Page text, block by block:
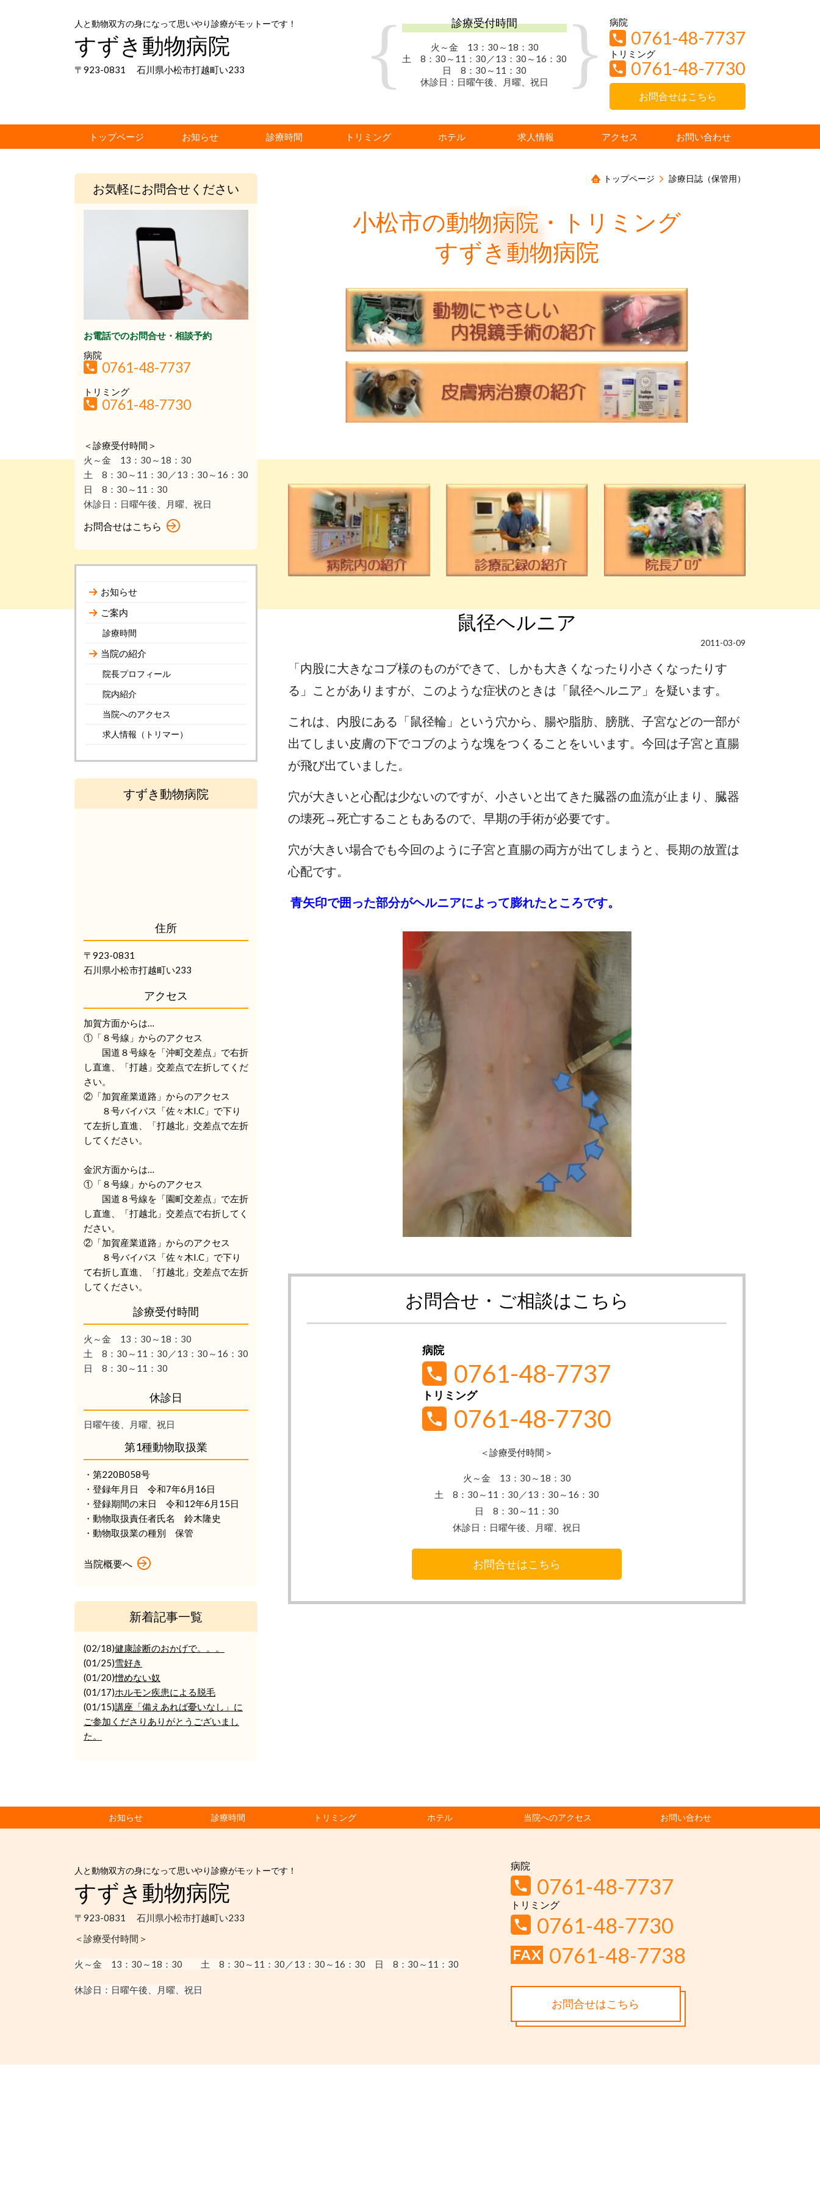
人と動物双方の身になって思いやり診療がモットーです！
すずき動物病院
〒923-0831 石川県小松市打越町い233
診療受付時間
火～金 13：30 ～18：30
土 8：30～11：30／13：30～16：30
日 8：30～11：30
休診日：日曜午後、月曜、祝日
病院
0761-48-7737
トリミング
0761-48-7730
お問合せはこちら
トップページ お知らせ 診療時間 トリミング ホテル 求人情報 アクセス お問い合わせ
トップページ 診療日誌（保管用）
小松市の動物病院・トリミング
すずき動物病院
鼠径ヘルニア
2011-03-09
「内股に大きなコブ様のものができて、しかも大きくなったり小さくなったりす
る」ことがありますが、このような症状のときは「鼠径ヘルニア」を疑います。
これは、内股にある「鼠径輪」という穴から、腸や脂肪、膀胱、子宮などの一部が
出てしまい皮膚の下でコブのような塊をつくることをいいます。今回は子宮と直腸
が飛び出ていました。
穴が大きいと心配は少ないのですが、小さいと出てきた臓器の血流が止まり、臓器
の壊死→死亡することもあるので、早期の手術が必要です。
穴が大きい場合でも今回のように子宮と直腸の両方が出てしまうと、長期の放置は
心配です。
青矢印で囲った部分がヘルニアによって膨れたところです。
お問合せ・ご相談はこちら
病院
0761-48-7737
トリミング
0761-48-7730
＜診療受付時間＞
火～金 13：30 ～18：30
土 8：30～11：30／13：30～16：30
日 8：30～11：30
休診日： 日曜午後、月曜、祝日
お問合せはこちら
お気軽にお問合せください
お電話でのお問合せ・相談予約
病院
0761-48-7737
トリミング
0761-48-7730
＜診療受付時間＞
火～金 13：30 ～18：30
土 8：30～11：30／13：30～16：30
日 8：30～11：30
休診日： 日曜午後、月曜、祝日
お問合せはこちら
お知らせ
ご案内
診療時間
当院の紹介
院長プロフィール
院内紹介
当院へのアクセス
求人情報（トリマー）
すずき動物病院
住所
〒923-0831
石川県小松市打越町い233
アクセス
加賀方面からは…
①「８号線」からのアクセス
国道８号線を「沖町交差点」で右折
し直進、「打越」交差点で左折してくだ
さい。
②「加賀産業道路」からのアクセス
８号バイパス「佐々木I.C」で下り
て左折し直進、「打越北」交差点で左折
してください。
金沢方面からは…
①「８号線」からのアクセス
国道８号線を「園町交差点」で左折
し直進、「打越北」交差点で右折してく
ださい。
②「加賀産業道路」からのアクセス
８号バイパス「佐々木I.C」で下り
て右折し直進、「打越北」交差点で左折
してください。
診療受付時間
火～金 13：30 ～18：30
土 8：30～11：30／13：30～16：30
日 8：30～11：30
休診日
日曜午後、月曜、祝日
第1種動物取扱業
・第220B058号
・登録年月日 令和7年6月16日
・登録期間の末日 令和12年6月15日
・動物取扱責任者氏名 鈴木隆史
・動物取扱業の種別 保管
当院概要へ
新着記事一覧
(02/18)健康診断のおかげで。。。
(01/25)雪好き
(01/20)憎めない奴
(01/17)ホルモン疾患による脱毛
(01/15)講座「備えあれば憂いなし」に
ご参加くださりありがとうございまし
た。
お知らせ 診療時間 トリミング ホテル 当院へのアクセス お問い合わせ
人と動物双方の身になって思いやり診療がモットーです！
すずき動物病院
〒923-0831 石川県小松市打越町い233
＜診療受付時間＞
火～金 13：30 ～18：30 土 8：30～11：30／13：30～16：30 日 8：30～11：30
休診日： 日曜午後、月曜、祝日
病院
0761-48-7737
トリミング
0761-48-7730
0761-48-7738
お問合せはこちら